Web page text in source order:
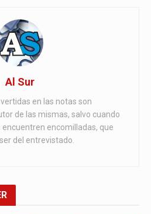
Al Sur
vertidas en las notas son
de las mismas, salvo cuando
encuentren encomilladas, que
del entrevistado.